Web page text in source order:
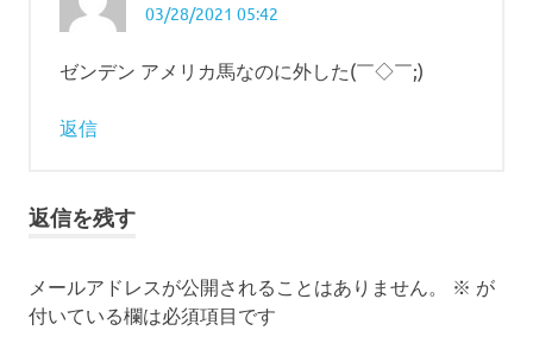
03/28/2021 05:42
ゼンデン アメリカ馬なのに外した(￣◇￣;)
返信
返信を残す
メールアドレスが公開されることはありません。 ※ が
付いている欄は必須項目です